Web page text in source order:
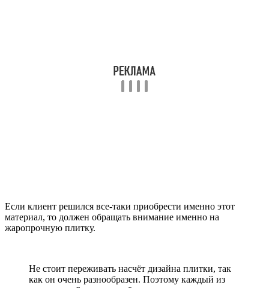
Если клиент решился все-таки приобрести именно этот
материал, то должен обращать внимание именно на
жаропрочную плитку.
Не стоит переживать насчёт дизайна плитки, так
как он очень разнообразен. Поэтому каждый из